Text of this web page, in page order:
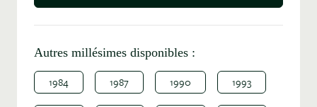
Autres millésimes disponibles :
1984 1987 1990 1993